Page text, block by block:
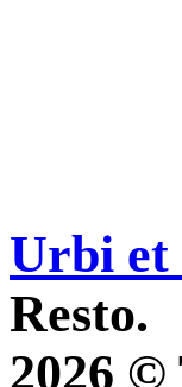
Urbi
Resto.
2026 ©